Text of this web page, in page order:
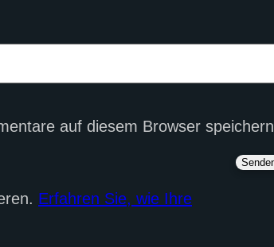
auf diesem Browser
Erfahren Sie, wie Ihre